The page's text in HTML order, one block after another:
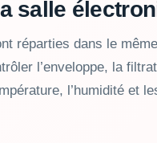
salle
réparties dans le
l’enveloppe, la
l’humidité et